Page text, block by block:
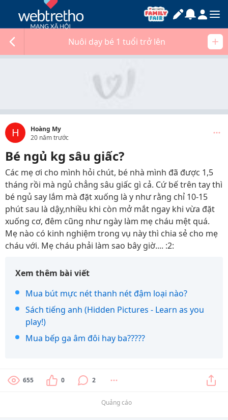
Nuôi dạy bé 1 tuổi trở lên
H
Hoàng My
20 năm trước
Bé ngủ kg sâu giấc?
Các mẹ ơi cho mình hỏi chút, bé nhà mình đã được 1,5
tháng rồi mà ngủ chẳng sâu giấc gì cả. Cứ bế trên tay thì
bé ngủ say lắm mà đặt xuống là y như rằng chỉ 10-15
phút sau là dậy,nhiều khi còn mở mắt ngay khi vừa đặt
xuống cơ, đêm cũng như ngày làm mẹ cháu mệt quá.
Mẹ nào có kinh nghiệm trong vụ này thì chia sẻ cho mẹ
cháu với. Mẹ cháu phải làm sao bây giờ.... :2:
Xem thêm bài viết
Mua bút mực nét thanh nét đậm loại nào?
Sách tiếng anh (Hidden Pictures - Learn as you
play!)
Mua bếp ga âm đôi hay ba?????
655 0 2
Quảng cáo